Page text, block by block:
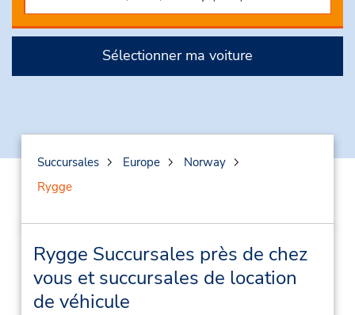
Sélectionner ma voiture
Succursales Europe
Norway
Rygge
Rygge Succursales près de chez
vous et succursales de location
de véhicule